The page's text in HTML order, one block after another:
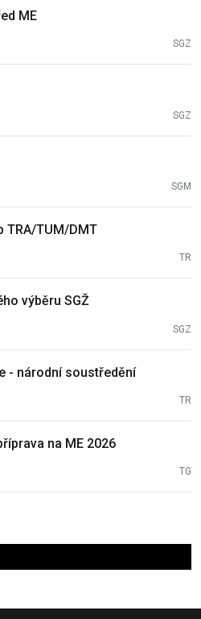
ME
SGZ
SGZ
SGM
TRA/TUM/DMT
TR
výběru SGŽ
SGZ
- národní soustředění
TR
na ME 2026
TG